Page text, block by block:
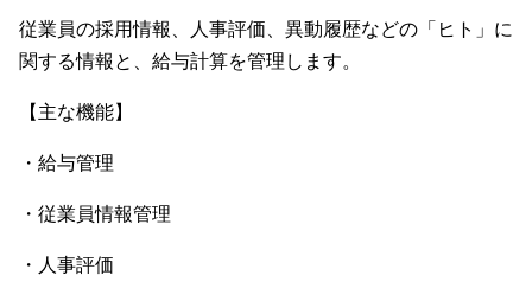
従業員の採用情報、人事評価、異動履歴などの「ヒト」に
関する情報と、給与計算を管理します。
【主な機能】
・給与管理
・従業員情報管理
・人事評価